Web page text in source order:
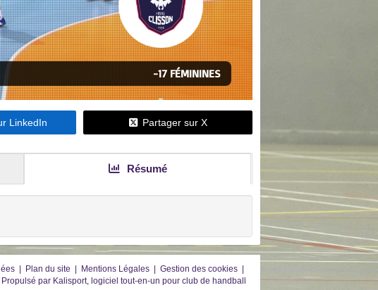
-17 FÉMININES
LinkedIn Partager sur X
Résumé
Plan du site Mentions Légales Gestion des cookies
Propulsé par Kalisport, logiciel tout-en-un pour club de handball